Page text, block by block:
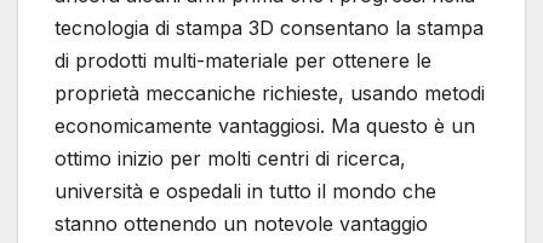
tecnologia di stampa 3D consentano la stampa
di prodotti multi-materiale per ottenere le
proprietà meccaniche richieste, usando metodi
economicamente vantaggiosi. Ma questo è un
ottimo inizio per molti centri di ricerca,
università e ospedali in tutto il mondo che
stanno ottenendo un notevole vantaggio